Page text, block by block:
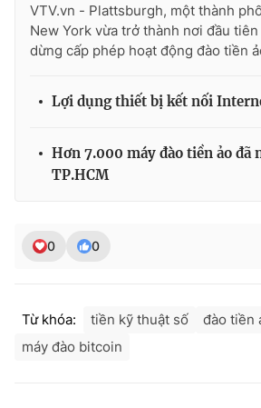
Thị trường 24h Tấm
VTV4 Vươn
VTV9 VTV8
VTV.vn - Plattsburgh, một thành
New York vừa trở thành nơi đầu
dừng cấp phép hoạt động đào tiền
Lợi dụng thiết bị kết nối
Hơn 7.000 máy đào tiền ảo đã
TP.HCM
0 0
Từ khóa: tiền kỹ thuật số
đào tiền
máy đào bitcoin